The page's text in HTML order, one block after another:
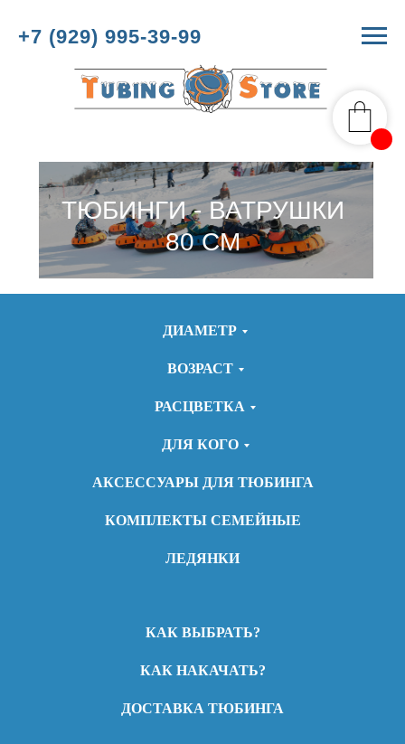
+7 (929) 995-39-99
ТЮБИНГИ - ВАТРУШКИ
80 СМ
ДИАМЕТР
ВОЗРАСТ
РАСЦВЕТКА
ДЛЯ КОГО
АКСЕССУАРЫ ДЛЯ ТЮБИНГА
КОМПЛЕКТЫ СЕМЕЙНЫЕ
ЛЕДЯНКИ
КАК ВЫБРАТЬ?
КАК НАКАЧАТЬ?
ДОСТАВКА ТЮБИНГА